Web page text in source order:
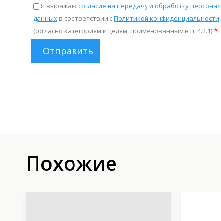
Я выражаю согласие на передачу и обработку
данных в соответствии сПолитикой конфиденциальности
(согласно категориям и целям, поименованным в п. 4.2.1)*
Отправить
Похожие